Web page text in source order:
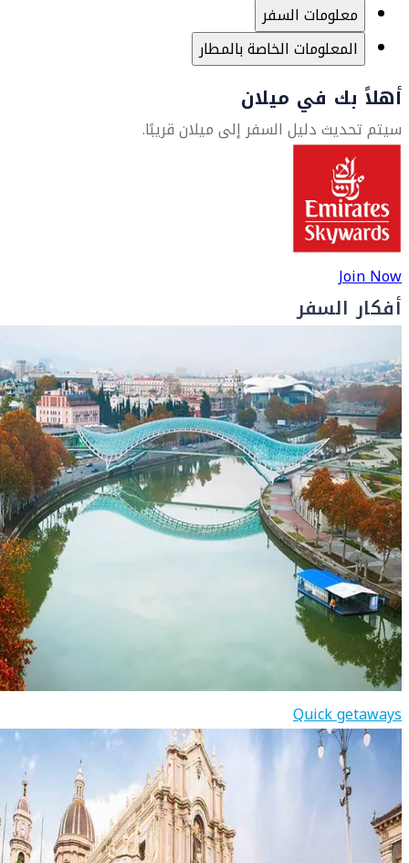
معلومات السفر
المعلومات الخاصة بالمطار
أهلاً بك في ميلان
سيتم تحديث دليل السفر إلى ميلان قريبًا.
Join Now
أفكار السفر
Quick getaways